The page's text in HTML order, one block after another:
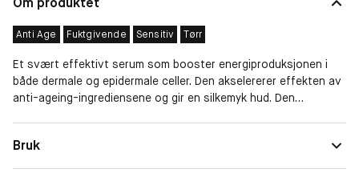
Anti Age Fuktgivende Sensitiv Tørr
Et svært effektivt serum som booster energiproduksjonen i
både dermale og epidermale celler. Den akselererer effekten av
anti-ageing-ingrediensene og gir en silkemyk hud. Den
revitalisert hud med fornyet energi. Passer til sliten og matt
hud som trenger en energiboost.
Bruk